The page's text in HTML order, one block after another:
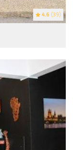
4.6 (39)